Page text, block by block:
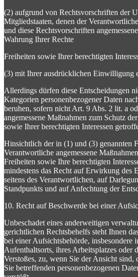
(2) aufgrund von Rechtsvorschriften der
Mitgliedstaaten, denen der
und diese Rechtsvorschriften
Wahrung Ihrer Rechte
Freiheiten sowie Ihrer berechtigten
(3) mit Ihrer ausdrücklichen Einwilligung
Allerdings dürfen diese Entscheidungen
Kategorien personenbezogener Daten
beruhen, sofern nicht Art. 9 Abs. 2 lit. a
angemessene Maßnahmen zum Schutz
sowie Ihrer berechtigten Interessen
Hinsichtlich der in (1) und (3) genannten
Verantwortliche angemessene
Freiheiten sowie Ihre berechtigten
mindestens das Recht auf Erwirkung des
seitens des Verantwortlichen, auf
Standpunkts und auf Anfechtung der
10. Recht auf Beschwerde bei einer
Unbeschadet eines anderweitigen
gerichtlichen Rechtsbehelfs steht Ihnen
bei einer Aufsichtsbehörde, insbesondere
Aufenthaltsorts, ihres Arbeitsplatzes oder
Verstoßes, zu, wenn Sie der Ansicht sind,
Sie betreffenden personenbezogenen